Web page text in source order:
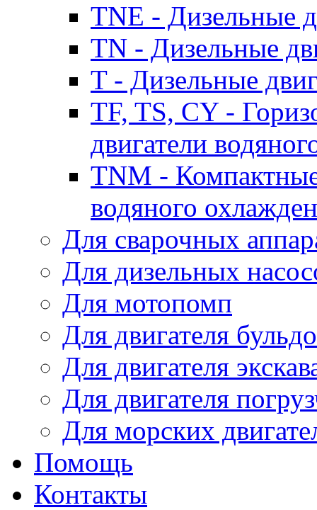
TNE - Дизельные
TN - Дизельные
T - Дизельные
TF, TS, CY -
двигатели
TNM -
водяного
Для сварочных
Для дизельных
Для мотопомп
Для двигателя
Для двигателя
Для двигателя
Для морских
Помощь
Контакты